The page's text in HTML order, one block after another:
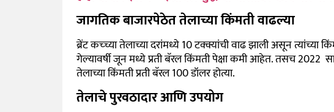
जागतिक बाजारपेठेत तेलाच्या किंमती वाढल्या
ब्रेंट कच्च्या तेलाच्या दरांमध्ये 10 टक्क्यांची वाढ झाली असून त्यांच्या
गेल्यावर्षी जून मध्ये प्रती बॅरल किंमती पेक्षा कमी आहेत. तसच
तेलाच्या किंमती प्रती बॅरल 100 डॉलर होत्या.
तेलाचे पुरवठादार आणि उपयोग